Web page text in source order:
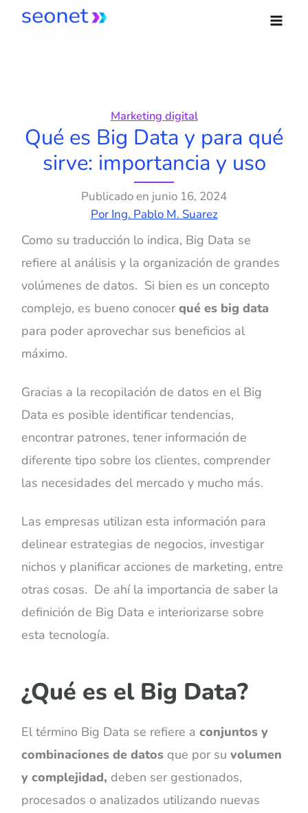
Marketing digital
Qué es Big Data y para qué
sirve: importancia y uso
Publicado en junio 16, 2024
PorIng. Pablo M. Suarez
Como su traducción lo indica, Big Data se
refiere al análisis y la organización de grandes
volúmenes de datos. Si bien es un concepto
complejo, es bueno conocerqué es big data
para poder aprovechar sus beneficios al
máximo.
Gracias a la recopilación de datos en el Big
Data es posible identificar tendencias,
encontrar patrones, tener información de
diferente tipo sobre los clientes, comprender
las necesidades del mercado y mucho más.
Las empresas utilizan esta información para
delinear estrategias de negocios, investigar
nichos y planificar acciones de marketing, entre
otras cosas. De ahí la importancia de saber la
definición de Big Data e interiorizarse sobre
esta tecnología.
¿Qué es el Big Data?
El término Big Data se refiere aconjuntos y
combinaciones de datos que por suvolumen
y complejidad, deben ser gestionados,
procesados o analizados utilizando nuevas